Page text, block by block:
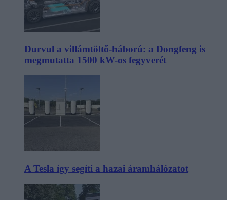
Durvul a villámtöltő-háború: a Dongfeng is
megmutatta 1500 kW-os fegyverét
A Tesla így segíti a hazai áramhálózatot